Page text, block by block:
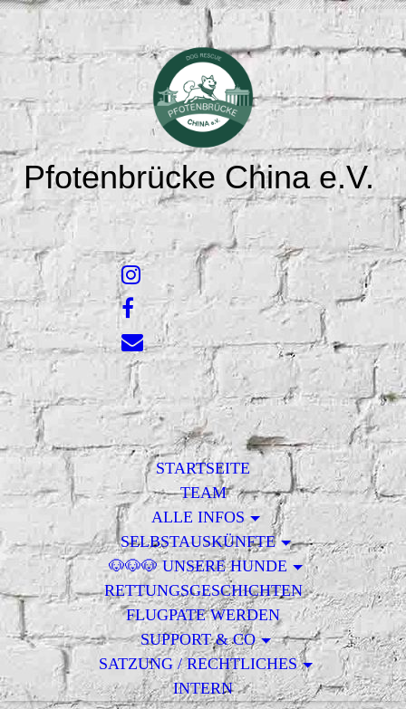
Pfotenbrücke China e.V.
STARTSEITE
TEAM
ALLE INFOS
SELBSTAUSKÜNFTE
🐶🐶🐶 UNSERE HUNDE
RETTUNGSGESCHICHTEN
FLUGPATE WERDEN
SUPPORT & CO
SATZUNG / RECHTLICHES
INTERN